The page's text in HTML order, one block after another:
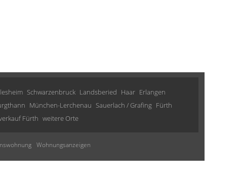
Schwarzenbruck Landsberied Haar Erlangen
München-Lerchenau Sauerlach / Grafing Fürth
Fürth weitere Orte
Wohnungsanzeigen